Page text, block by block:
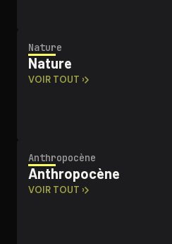
Nature
Nature
VOIR TOUT ›
An­thro­po­cène
An­thro­po­cène
VOIR TOUT ›